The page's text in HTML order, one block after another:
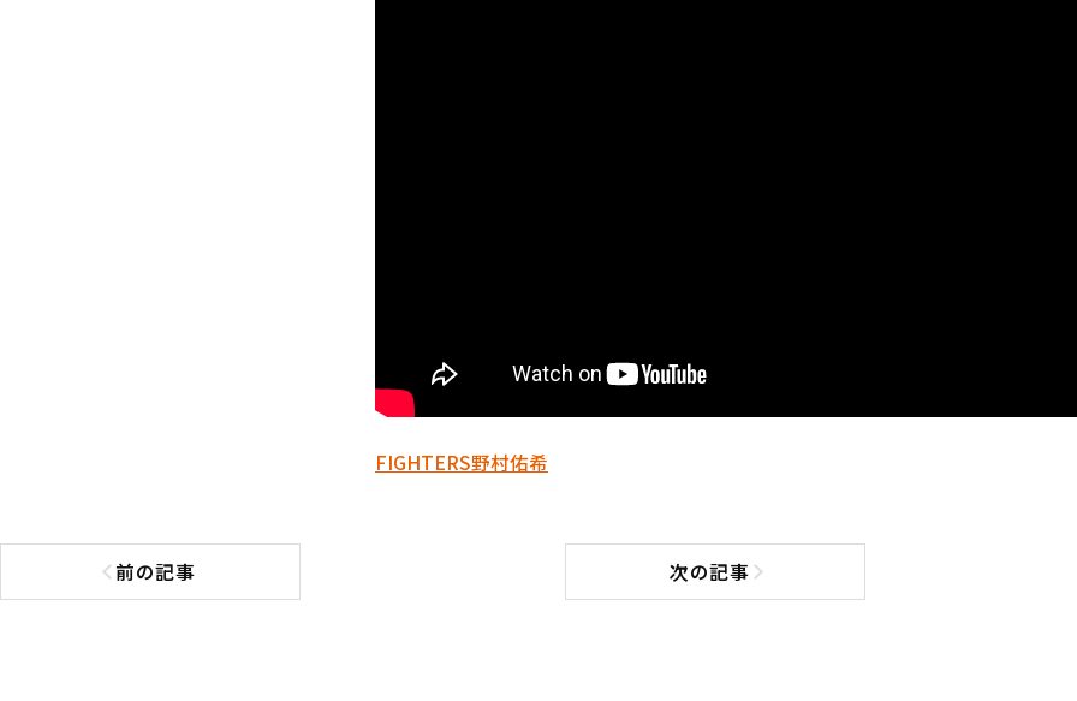
FIGHTERS野村佑希
前の記事
前の記事へ 次の記事次の記事へ